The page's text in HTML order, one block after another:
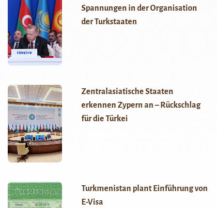
Spannungen in der Organisation
der Turkstaaten
Zentralasiatische Staaten
erkennen Zypern an – Rückschlag
für die Türkei
Turkmenistan plant Einführung von
E-Visa